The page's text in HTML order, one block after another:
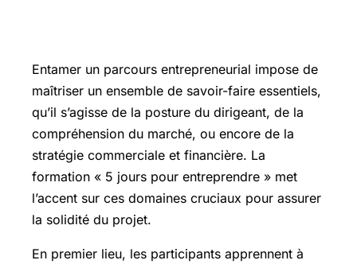
Entamer un parcours entrepreneurial impose de
maîtriser un ensemble de savoir-faire essentiels,
qu’il s’agisse de la posture du dirigeant, de la
compréhension du marché, ou encore de la
stratégie commerciale et financière. La
formation « 5 jours pour entreprendre » met
l’accent sur ces domaines cruciaux pour assurer
la solidité du projet.
En premier lieu, les participants apprennent à